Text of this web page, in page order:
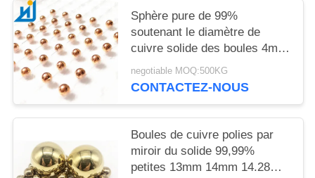
Sphère pure de 99%
soutenant le diamètre de
cuivre solide des boules 4mm
6mm 8mm 10mm
negotiable MOQ:500KG
CONTACTEZ-NOUS
Boules de cuivre polies par
miroir du solide 99,99%
petites 13mm 14mm 14.28mm